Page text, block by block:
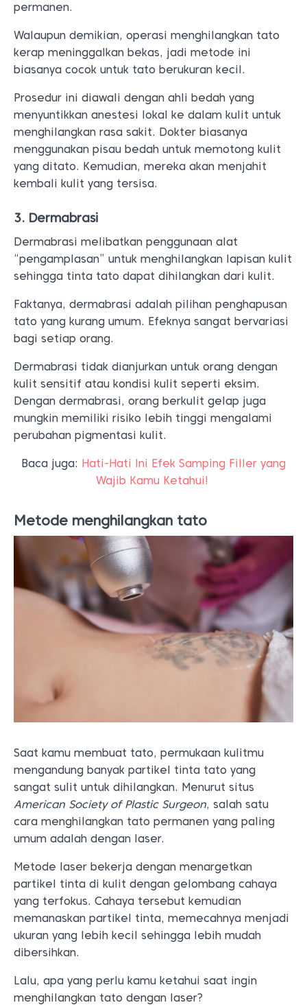
permanen.
Walaupun demikian, operasi menghilangkan tato
kerap meninggalkan bekas, jadi metode ini
biasanya cocok untuk tato berukuran kecil.
Prosedur ini diawali dengan ahli bedah yang
menyuntikkan anestesi lokal ke dalam kulit untuk
menghilangkan rasa sakit. Dokter biasanya
menggunakan pisau bedah untuk memotong kulit
yang ditato. Kemudian, mereka akan menjahit
kembali kulit yang tersisa.
3. Dermabrasi
Dermabrasi melibatkan penggunaan alat
“pengamplasan” untuk menghilangkan lapisan kulit
sehingga tinta tato dapat dihilangkan dari kulit.
Faktanya, dermabrasi adalah pilihan penghapusan
tato yang kurang umum. Efeknya sangat bervariasi
bagi setiap orang.
Dermabrasi tidak dianjurkan untuk orang dengan
kulit sensitif atau kondisi kulit seperti eksim.
Dengan dermabrasi, orang berkulit gelap juga
mungkin memiliki risiko lebih tinggi mengalami
perubahan pigmentasi kulit.
Baca juga: Hati-Hati Ini Efek Samping Filler yang
Wajib Kamu Ketahui!
Metode menghilangkan tato
Saat kamu membuat tato, permukaan kulitmu
mengandung banyak partikel tinta tato yang
sangat sulit untuk dihilangkan. Menurut situs
American Society of Plastic Surgeon, salah satu
cara menghilangkan tato permanen yang paling
umum adalah dengan laser.
Metode laser bekerja dengan menargetkan
partikel tinta di kulit dengan gelombang cahaya
yang terfokus. Cahaya tersebut kemudian
memanaskan partikel tinta, memecahnya menjadi
ukuran yang lebih kecil sehingga lebih mudah
dibersihkan.
Lalu, apa yang perlu kamu ketahui saat ingin
menghilangkan tato dengan laser?